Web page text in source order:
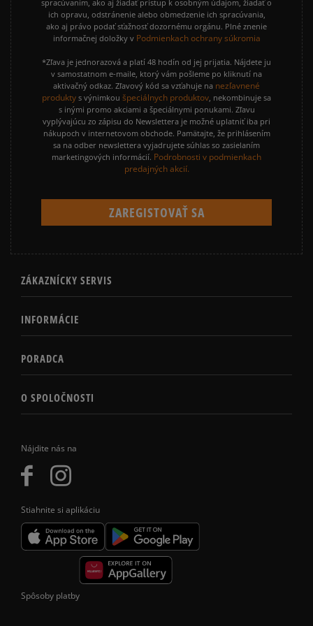
Nájdite nás na
Stiahnite si aplikáciu
spracúvaním, ako aj žiadať prístup k osobným údajom, žiadať o
ich opravu, odstránenie alebo obmedzenie ich spracúvania,
ako aj právo podať sťažnosť dozornému orgánu. Plné znenie
informačnej doložky v Podmienkach ochrany súkromia
*Zľava je jednorazová a platí 48 hodín od jej prijatia. Nájdete ju
v samostatnom e-maile, ktorý vám pošleme po kliknutí na
aktivačný odkaz. Zľavový kód sa vzťahuje na nezľavnené
produkty s výnimkou špeciálnych produktov, nekombinuje sa
s inými promo akciami a špeciálnymi ponukami. Zľavu
vyplývajúcu zo zápisu do Newslettera je možné uplatniť iba pri
nákupoch v internetovom obchode. Pamätajte, že prihlásením
sa na odber newslettera vyjadrujete súhlas so zasielaním
marketingových informácií. Podrobnosti v podmienkach
predajných akcií.
ZÁKAZNÍCKY SERVIS
INFORMÁCIE
PORADCA
O SPOLOČNOSTI
Spôsoby platby